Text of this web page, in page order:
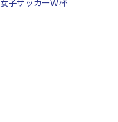
女子サッカーＷ杯